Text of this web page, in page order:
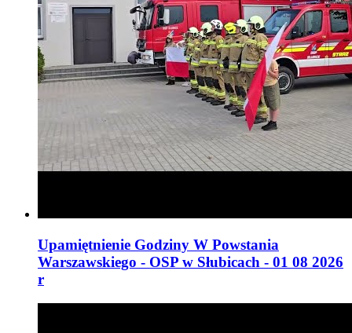
Upamiętnienie Godziny W Powstania
Warszawskiego - OSP w Słubicach - 01 08 2026
r